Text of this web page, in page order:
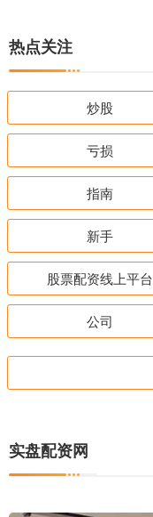
热点关注
炒股
亏损
指南
新手
股票配资线上平台
公司
实盘配资网